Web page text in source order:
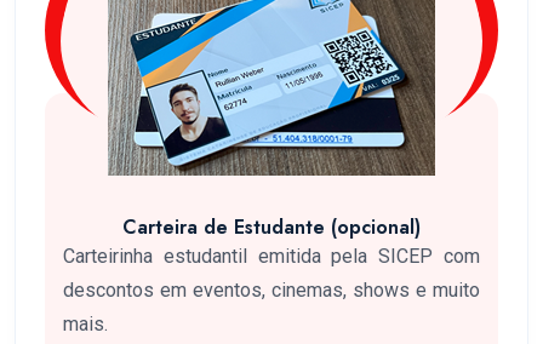
Carteira de Estudante (opcional)
Carteirinha estudantil emitida pela SICEP com
descontos em eventos, cinemas, shows e muito
mais.